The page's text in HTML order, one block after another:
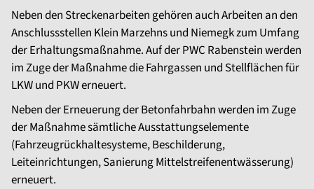
Neben den Streckenarbeiten gehören auch Arbeiten an den
Anschlussstellen Klein Marzehns und Niemegk zum Umfang
der Erhaltungsmaßnahme. Auf der PWC Rabenstein werden
im Zuge der Maßnahme die Fahrgassen und Stellflächen für
LKW und PKW erneuert.
Neben der Erneuerung der Betonfahrbahn werden im Zuge
der Maßnahme sämtliche Ausstattungselemente
(Fahrzeugrückhaltesysteme, Beschilderung,
Leiteinrichtungen, Sanierung Mittelstreifenentwässerung)
erneuert.